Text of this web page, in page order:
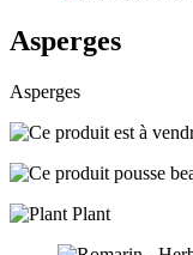
Asperges
Asperges
Plant